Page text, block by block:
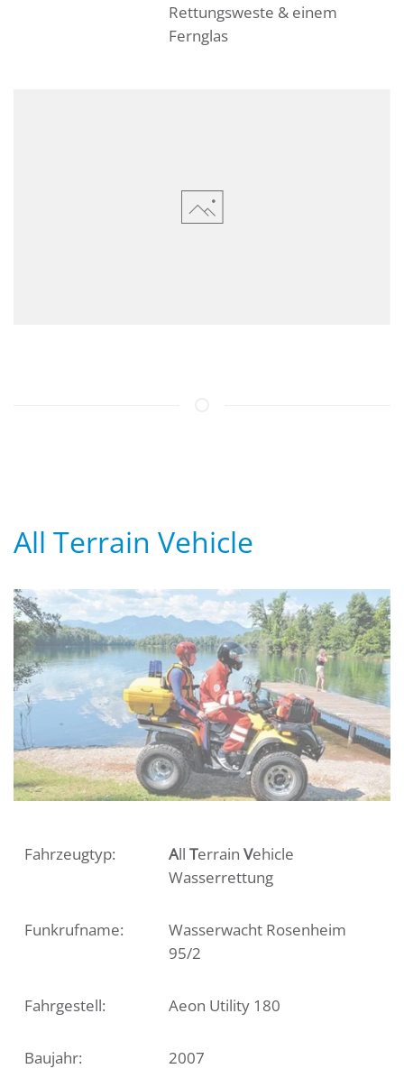
Rettungsweste & einem
Fernglas
All Terrain Vehicle
Fahrzeugtyp: All Terrain Vehicle
Wasserrettung
Funkrufname:
Wasserwacht Rosenheim
95/2
Fahrgestell: Aeon Utility 180
Baujahr: 2007